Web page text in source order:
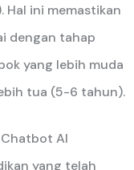
ini memastikan
dengan tahap
yang lebih muda
tua (5-6 tahun).
AI
yang telah